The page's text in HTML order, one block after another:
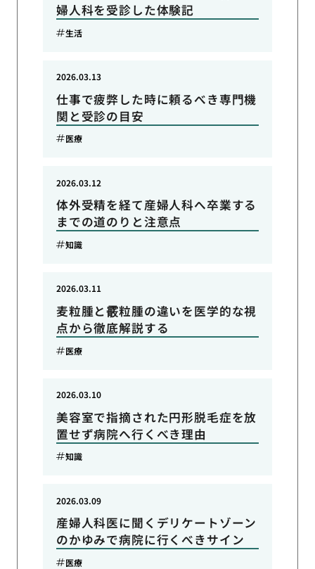
婦人科を受診した体験記
生活
仕事で疲弊した時に頼るべき専門機
関と受診の目安
2026.03.13
医療
体外受精を経て産婦人科へ卒業する
までの道のりと注意点
2026.03.12
知識
麦粒腫と霰粒腫の違いを医学的な視
点から徹底解説する
2026.03.11
医療
美容室で指摘された円形脱毛症を放
置せず病院へ行くべき理由
2026.03.10
知識
産婦人科医に聞くデリケートゾーン
のかゆみで病院に行くべきサイン
2026.03.09
医療